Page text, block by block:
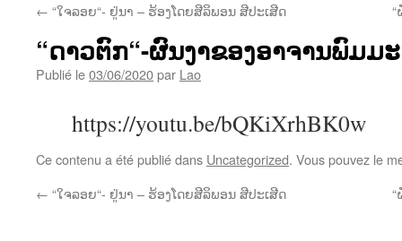
← “ໃຈລອຍ“- ຢູ່ນາ – ຮ້ອງໂດຍສີລິພອນ ສີປະເສີດ
“ດາວຕົກ“-ຜົນງາຂອງອາຈານພົມ
Publié le03/06/2020par Lao
https://youtu.be/bQKiXrhBK0w
Ce contenu a été publié dans Uncategorized. Vous pouvez le
← “ໃຈລອຍ“- ຢູ່ນາ – ຮ້ອງໂດຍສີລິພອນ ສີປະເສີດ